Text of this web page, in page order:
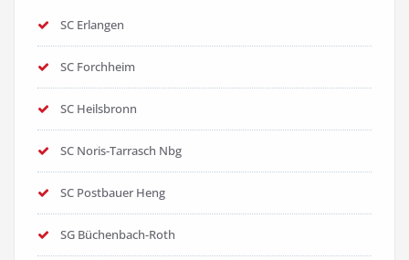
SC Erlangen
SC Forchheim
SC Heilsbronn
SC Noris-Tarrasch Nbg
SC Postbauer Heng
SG Büchenbach-Roth